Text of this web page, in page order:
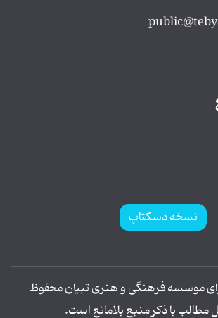
نسخه دسکتاپ
موسسه فرهنگی و هنری تبیان محفوظ
با ذکر منبع بلامانع است.